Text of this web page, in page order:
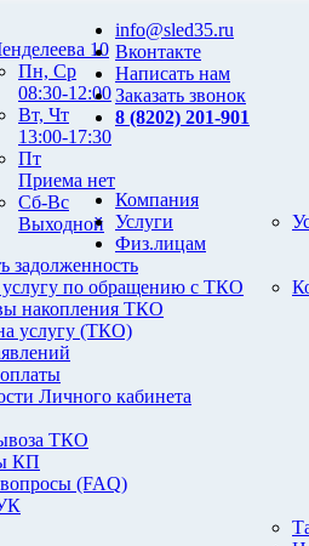
10
Пн, Ср
08:30-12:00
Вт, Чт
13:00-17:30
Пт
Приема нет
Сб-Вс
Выходной
info@sled35.ru
Вконтакте
Написать нам
Заказать звонок
8 (8202) 201-901
Компания
Услуги
Физ.лицам
задолженность
по обращению с ТКО
накопления ТКО
услугу (ТКО)
Личного кабинета
ТКО
КП
(FAQ)